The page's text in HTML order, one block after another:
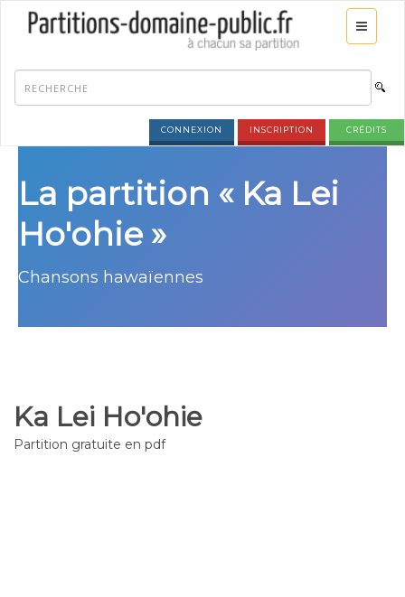
CONNEXION INSCRIPTION CRÉDITS
La partition « Ka Lei
Ho'ohie »
Chansons hawaïennes
Ka Lei Ho'ohie
Partition gratuite en pdf